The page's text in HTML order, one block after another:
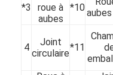
Pompe horizontale
Pompe verticale de
*3
roue à
aubes
*10
4
Joint
circulaire
*11